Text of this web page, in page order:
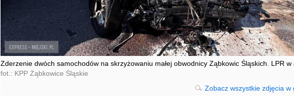
Zderzenie dwóch samochodów na skrzyżowaniu małej obwodnicy Ząbkowic Śląskich. LPR w
fot.: KPP Ząbkowice Śląskie
Zobacz wszystkie zdjęcia w